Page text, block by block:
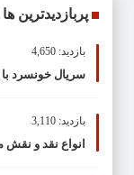
پربازدیدترین ها
بازدید: 4,650
سریال خونسرد
بازدید: 3,110
انواع نقد و نقش